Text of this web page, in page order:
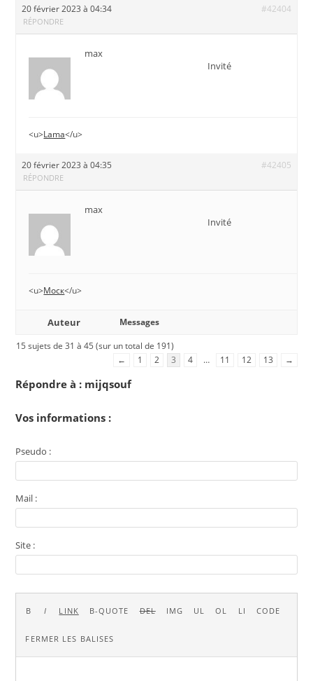
20 février 2023 à 04:34 #42404
RÉPONDRE
max
Invité
<u>Lama</u>
20 février 2023 à 04:35 #42405
RÉPONDRE
max
Invité
<u>Моск</u>
Auteur
Messages
15 sujets de 31 à 45 (sur un total de 191)
←
1 2 3 4 … 11 12 13 →
Répondre à : mijqsouf
Vos informations :
Pseudo :
Mail :
Site :